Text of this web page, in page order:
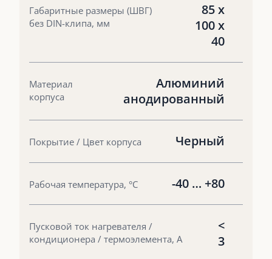
Габаритные размеры (ШВГ)
без DIN-клипа, мм
85 х
100 х
40
Материал
корпуса
Алюминий
анодированный
Покрытие / Цвет корпуса Черный
Рабочая температура, °С -40 … +80
Пусковой ток нагревателя /
кондиционера / термоэлемента, А
<
3